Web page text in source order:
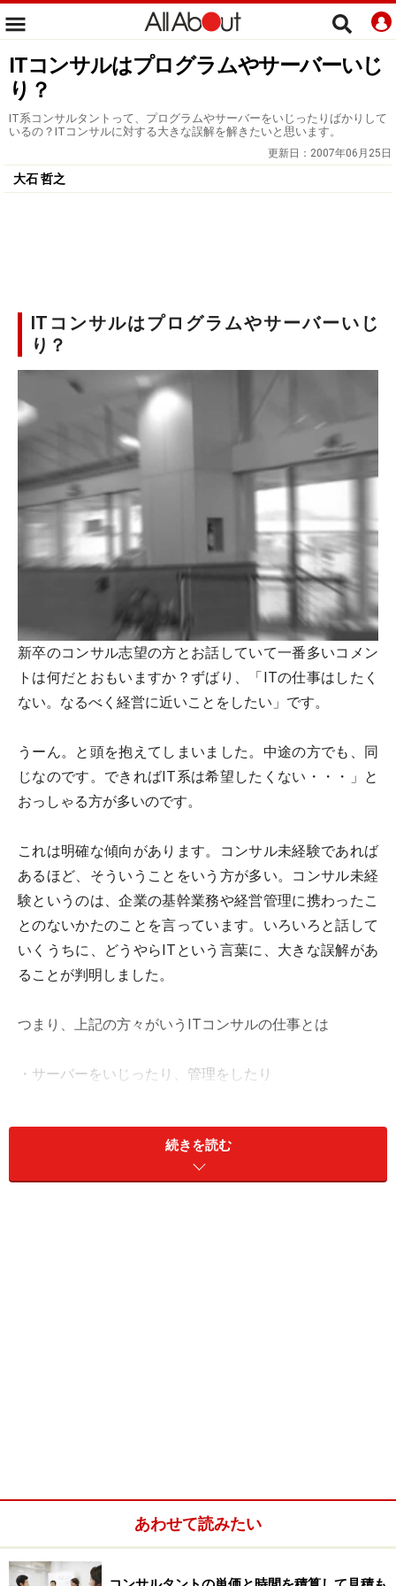
ITコンサルはプログラムやサーバーいじ
り？
IT系コンサルタントって、プログラムやサーバーをいじったりばかりして
いるの？ITコンサルに対する大きな誤解を解きたいと思います。
更新日： 2007年06月25日
大石 哲之
ITコンサルはプログラムやサーバーいじ
り？
新卒のコンサル志望の方とお話していて一番多いコメン
トは何だとおもいますか？ずばり、「ITの仕事はしたく
ない。なるべく経営に近いことをしたい」です。
うーん。と頭を抱えてしまいました。中途の方でも、同
じなのです。できればIT系は希望したくない・・・」と
おっしゃる方が多いのです。
これは明確な傾向があります。コンサル未経験であれば
あるほど、そういうことをいう方が多い。コンサル未経
験というのは、企業の基幹業務や経営管理に携わったこ
とのないかたのことを言っています。いろいろと話して
いくうちに、どうやらITという言葉に、大きな誤解があ
ることが判明しました。
つまり、上記の方々がいうITコンサルの仕事とは
・サーバーをいじったり、管理をしたり
・LANの導入をしたり、ルーターを設定したり
・データベースを作ったり続きを読む
あわせて読みたい